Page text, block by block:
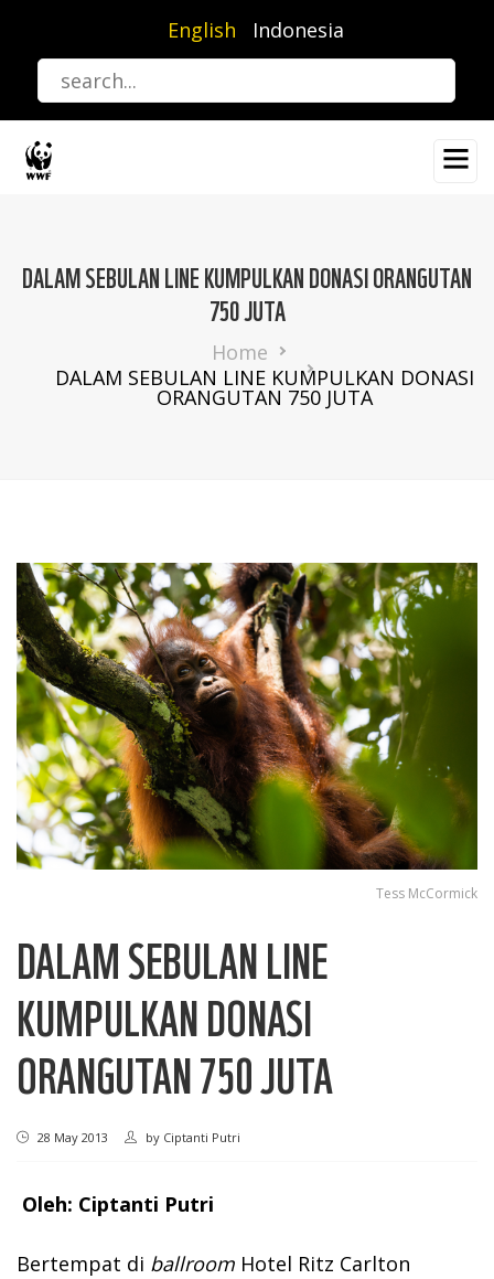
content
English Indonesia
DALAM SEBULAN LINE KUMPULKAN DONASI ORANGUTAN
750 JUTA
Home
DALAM SEBULAN LINE KUMPULKAN DONASI
ORANGUTAN 750 JUTA
Tess McCormick
DALAM SEBULAN LINE
KUMPULKAN DONASI
ORANGUTAN 750 JUTA
28 May 2013 by Ciptanti Putri
Oleh: Ciptanti Putri
Bertempat di ballroom Hotel Ritz Carlton